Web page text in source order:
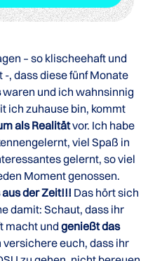
– so klischeehaft und
, dass diese fünf Monate
waren und ich wahnsinnig
ich zuhause bin, kommt
als Realitätvor. Ich habe
viel Spaß in
gelernt, so viel
Moment genossen.
der Zeit!!! Das hört sich
damit: Schaut, dass ihr
macht und genießt das
versichere euch, dass ihr